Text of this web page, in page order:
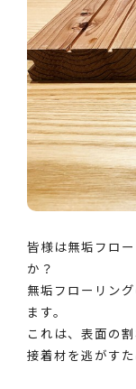
皆様は無垢フロ
か？
無垢フローリン
ます。
これは、表面の
接着材を逃がすた